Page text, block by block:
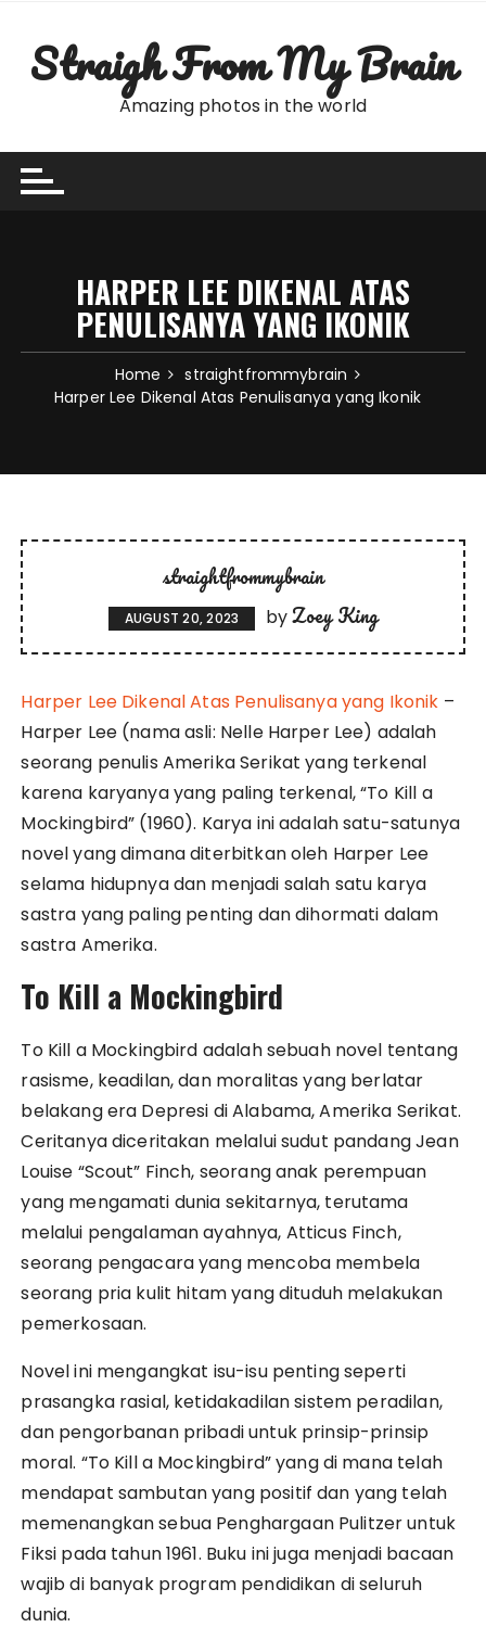
content
Straigh From My Brain
Amazing photos in the world
HARPER LEE DIKENAL ATAS
PENULISANYA YANG IKONIK
Home
straightfrommybrain
Harper Lee Dikenal Atas Penulisanya yang Ikonik
straightfrommybrain
AUGUST 20, 2023 byZoey King
Harper Lee Dikenal Atas Penulisanya yang Ikonik –
Harper Lee (nama asli: Nelle Harper Lee) adalah
seorang penulis Amerika Serikat yang terkenal
karena karyanya yang paling terkenal, “To Kill a
Mockingbird” (1960). Karya ini adalah satu-satunya
novel yang dimana diterbitkan oleh Harper Lee
selama hidupnya dan menjadi salah satu karya
sastra yang paling penting dan dihormati dalam
sastra Amerika.
To Kill a Mockingbird
To Kill a Mockingbird adalah sebuah novel tentang
rasisme, keadilan, dan moralitas yang berlatar
belakang era Depresi di Alabama, Amerika Serikat.
Ceritanya diceritakan melalui sudut pandang Jean
Louise “Scout” Finch, seorang anak perempuan
yang mengamati dunia sekitarnya, terutama
melalui pengalaman ayahnya, Atticus Finch,
seorang pengacara yang mencoba membela
seorang pria kulit hitam yang dituduh melakukan
pemerkosaan.
Novel ini mengangkat isu-isu penting seperti
prasangka rasial, ketidakadilan sistem peradilan,
dan pengorbanan pribadi untuk prinsip-prinsip
moral. “To Kill a Mockingbird” yang di mana telah
mendapat sambutan yang positif dan yang telah
memenangkan sebua Penghargaan Pulitzer untuk
Fiksi pada tahun 1961. Buku ini juga menjadi bacaan
wajib di banyak program pendidikan di seluruh
dunia.